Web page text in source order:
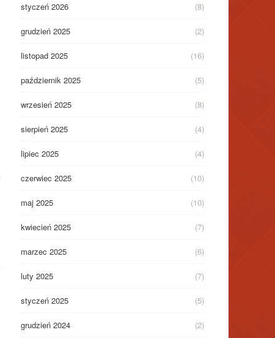
styczeń 2026 (8)
grudzień 2025 (2)
listopad 2025 (16)
październik 2025 (5)
wrzesień 2025 (8)
sierpień 2025 (4)
lipiec 2025 (4)
czerwiec 2025 (10)
maj 2025 (10)
kwiecień 2025 (7)
marzec 2025 (6)
luty 2025 (7)
styczeń 2025 (5)
grudzień 2024 (2)